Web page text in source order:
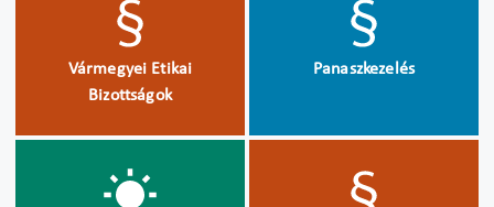
Vármegyei Etikai
Bizottságok
Panaszkezelés